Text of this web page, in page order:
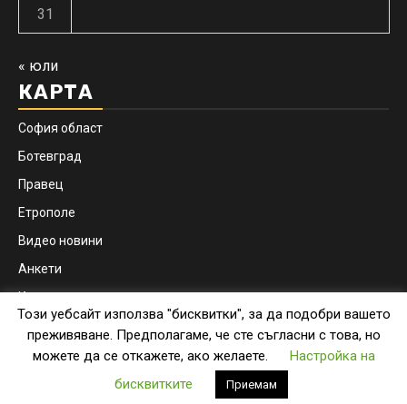
31
« юли
КАРТА
София област
Ботевград
Правец
Етрополе
Видео новини
Анкети
Контакти
Copyright © botevgrad.news | New Media Info Ltd
Newsphere by AF themes.
Този уебсайт използва "бисквитки", за да подобри вашето
преживяване. Предполагаме, че сте съгласни с това, но
можете да се откажете, ако желаете.
Настройка на
бисквитките
Приемам